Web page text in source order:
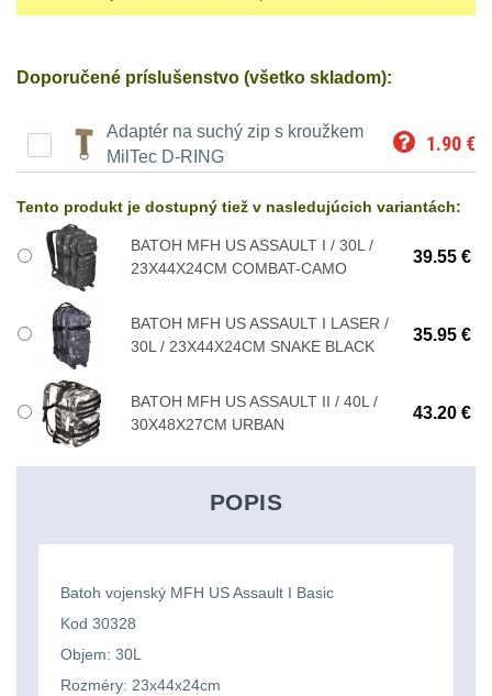
Objednávky
510
-
990
lm
1000
2000
lm
Nad
2000
AA/AAA/14500
a
batohy
Brašne
a
tašky
Ledvinky
Duffle
bagy
tašky
Přepravne
tašky
Popruhy
a
poutka
Velký
reliéf
Na
dlouhé
vzdálenosti
Multi-
range
Krátka
a
vzdálenost
Monokuláry
Príslušenstvo
Ponča
pláštěnky
Čepice,
kukly,
šátky
Chrániče
sluchu
Nášivky
Nad 2000 lm9
Svítilny pro
AA/AAA/14500 Li-Ion
Svítilny pro 18650
baterie8
Svítilny pro 21700
baterie3
Svítilny pro 26650
baterie1
Svítilny pro CR123A
nebo Li-ion 16340
baterie5
Lucerny a kempingové
lampy1
Doporučené príslušenstvo (všetko skladom):
Adaptér na suchý zip s kroužkem
MilTec D-RING
1.90 €
Tento produkt je dostupný tiež v nasledujúcich variantách:
BATOH MFH US ASSAULT I / 30L /
23X44X24CM COMBAT-CAMO
39.55 €
BATOH MFH US ASSAULT I LASER /
30L / 23X44X24CM SNAKE BLACK
35.95 €
BATOH MFH US ASSAULT II / 40L /
30X48X27CM URBAN
43.20 €
POPIS
Batoh vojenský MFH US Assault I Basic
Kod 30328
Objem: 30L
Rozméry: 23x44x24cm